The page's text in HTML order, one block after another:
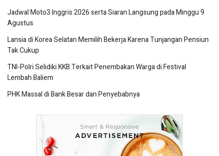
Jadwal Moto3 Inggris 2026 serta Siaran Langsung pada Minggu 9
Agustus
Lansia di Korea Selatan Memilih Bekerja Karena Tunjangan Pensiun
Tak Cukup
TNI-Polri Selidiki KKB Terkait Penembakan Warga di Festival
Lembah Baliem
PHK Massal di Bank Besar dan Penyebabnya